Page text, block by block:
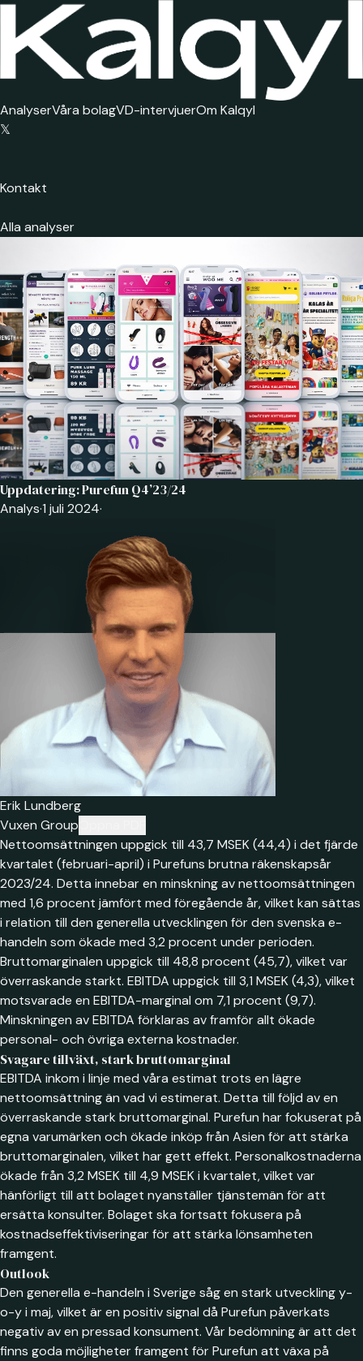
AnalyserVåra bolagVD-intervjuerOm Kalqyl
𝕏
Kontakt
Alla analyser
Uppdatering: Purefun Q4’23/24
Analys·1 juli 2024·
Erik Lundberg
Vuxen Group
Nettoomsättningen uppgick till 43,7 MSEK (44,4) i det fjärde
kvartalet (februari-april) i Purefuns brutna räkenskapsår
2023/24. Detta innebar en minskning av nettoomsättningen
med 1,6 procent jämfört med föregående år, vilket kan sättas
i relation till den generella utvecklingen för den svenska e-
handeln som ökade med 3,2 procent under perioden.
Bruttomarginalen uppgick till 48,8 procent (45,7), vilket var
överraskande starkt. EBITDA uppgick till 3,1 MSEK (4,3), vilket
motsvarade en EBITDA-marginal om 7,1 procent (9,7).
Minskningen av EBITDA förklaras av framför allt ökade
personal- och övriga externa kostnader.
Svagare tillväxt, stark bruttomarginal
EBITDA inkom i linje med våra estimat trots en lägre
nettoomsättning än vad vi estimerat. Detta till följd av en
överraskande stark bruttomarginal. Purefun har fokuserat på
egna varumärken och ökade inköp från Asien för att stärka
bruttomarginalen, vilket har gett effekt. Personalkostnaderna
ökade från 3,2 MSEK till 4,9 MSEK i kvartalet, vilket var
hänförligt till att bolaget nyanställer tjänstemän för att
ersätta konsulter. Bolaget ska fortsatt fokusera på
kostnadseffektiviseringar för att stärka lönsamheten
framgent.
Outlook
Den generella e-handeln i Sverige såg en stark utveckling y-
o-y i maj, vilket är en positiv signal då Purefun påverkats
negativ av en pressad konsument. Vår bedömning är att det
finns goda möjligheter framgent för Purefun att växa på